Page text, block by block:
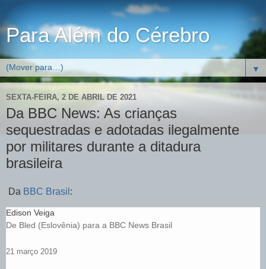
Para Além do Cérebro
▼
SEXTA-FEIRA, 2 DE ABRIL DE 2021
Da BBC News: As crianças
sequestradas e adotadas ilegalmente
por militares durante a ditadura
brasileira
Da BBC Brasil :
Edison Veiga
De Bled (Eslovênia) para a BBC News Brasil
21 março 2019